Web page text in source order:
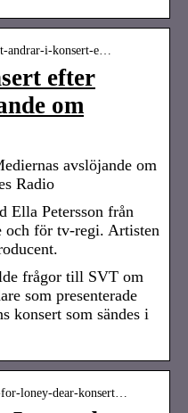
andrar-i-konsert-e…
efter
om
avslöjande om
Radio
Ella Petersson från
och för tv-regi. Artisten
frågor till SVT om
som presenterade
konsert som sändes i
loney-dear-konsert…